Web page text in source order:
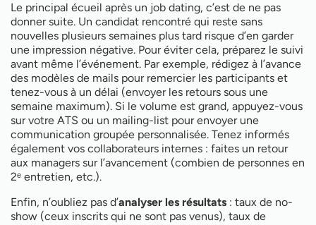
Le principal écueil après un job dating, c’est de ne pas
donner suite. Un candidat rencontré qui reste sans
nouvelles plusieurs semaines plus tard risque d’en garder
une impression négative. Pour éviter cela, préparez le suivi
avant même l’événement. Par exemple, rédigez à l’avance
des modèles de mails pour remercier les participants et
tenez-vous à un délai (envoyer les retours sous une
semaine maximum). Si le volume est grand, appuyez-vous
sur votre ATS ou un mailing-list pour envoyer une
communication groupée personnalisée. Tenez informés
également vos collaborateurs internes : faites un retour
aux managers sur l’avancement (combien de personnes en
2ᵉ entretien, etc.).
Enfin, n’oubliez pas d’analyser les résultats : taux de no-
show (ceux inscrits qui ne sont pas venus), taux de